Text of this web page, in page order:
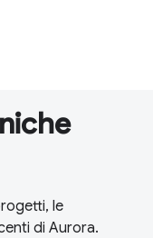
le
di Aurora.